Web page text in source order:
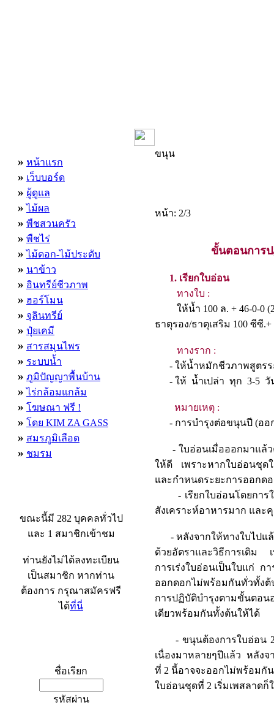
» หน้าแรก
» เว็บบอร์ด
» ผู้ดูแล
» ไม้ผล
» พืชสวนครัว
» พืชไร่
» ไม้ดอก-ไม้ประดับ
» นาข้าว
» อินทรีย์ชีวภาพ
» ฮอร์โมน
» จุลินทรีย์
» ปุ๋ยเคมี
» สารสมุนไพร
» ระบบน้ำ
» ภูมิปัญญาพื้นบ้าน
» ไร่กล้อมแกล้ม
» โฆษณา ฟรี !
» โดย KIM ZA GASS
» สมรภูมิเลือด
» ชมรม
ขณะนี้มี 282 บุคคลทั่วไป
และ 1 สมาชิกเข้าชม
ท่านยังไม่ได้ลงทะเบียน
เป็นสมาชิก หากท่าน
ต้องการ กรุณาสมัครฟรี
ได้ที่นี่
ชื่อเรียก
รหัสผ่าน
ขนุน
หน้า: 2/3
ขั้นตอนการ
1. เรียกใบอ่อน
ทางใบ :
ให้น้ำ 100 ล. + 46-0-0
ธาตุรอง/ธาตุเสริม 100 ซี
ทางราก :
- ให้น้ำหมักชีวภาพสูตรระ
- ให้ น้ำเปล่า ทุก
หมายเหตุ :
- การบำรุงต่อขนุนปี (ออก
- ใบอ่อนเมื่อออกมาแล้วค
ให้ดี เพราะหากใบอ่อนชุดใ
และกำหนดระยะการอ
- เรียกใบอ่อนโดยการใ
สังเคราะห์อาหารมาก แล
- หลังจากให้ทางใบไปแล้
ด้วยอัตราและวิธีการเดิม
การเร่งใบอ่อนเป็นใบแก่ ก
ออกดอกไม่พร้อมกันทั่วทั้งต้
การปฏิบัติบำรุงตามขั้นตอ
เดียวพร้อมกันทั้งต้นให้ได้
- ขนุนต้องการใบอ่อน 2
เนื่องมาหลายๆปีแล้ว หลังจ
ที่ 2 นี้อาจจะออกไม่พร้อมกั
ใบอ่อนชุดที่ 2 เริ่มเพสลา